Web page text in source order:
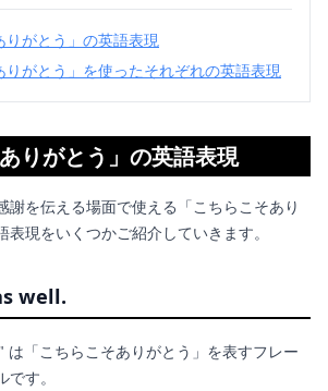
りがとう」の英語表現
りがとう」を使ったそれぞれの英語表現
りがとう」の英語表現
謝を伝える場面で使える「こちらこそあり
現をいくつかご紹介していきます。
well.
「こちらこそありがとう」を表すフレー
す。